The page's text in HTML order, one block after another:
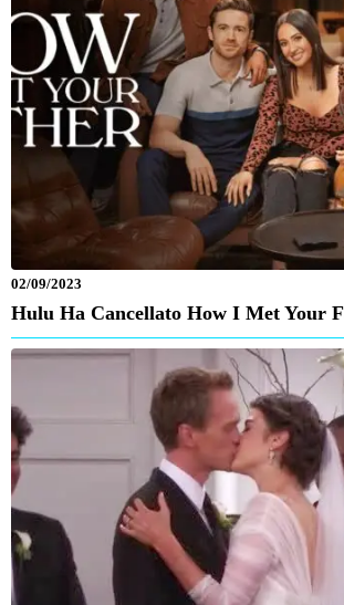
02/09/2023
Hulu Ha Cancellato How I Met Your